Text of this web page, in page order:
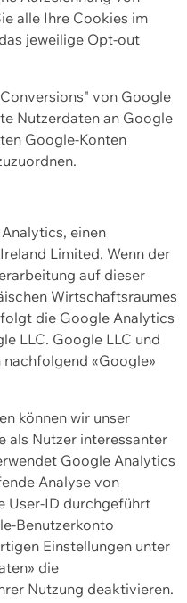
alle Ihre Cookies im
jeweilige Opt-out
von Google
Nutzerdaten an Google
Google-Konten
einen
Limited. Wenn der
auf dieser
Wirtschaftsraumes
die Google Analytics
LLC. Google LLC und
«Google»
können wir unser
als Nutzer interessanter
Google Analytics
Analyse von
User-ID durchgeführt
Benutzerkonto
Einstellungen unter
die
Nutzung deaktivieren.